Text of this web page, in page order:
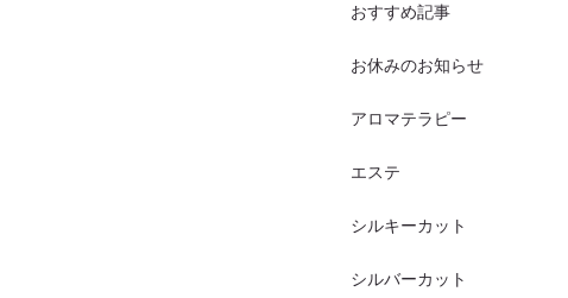
おすすめ記事
お休みのお知らせ
アロマテラピー
エステ
シルキーカット
シルバーカット